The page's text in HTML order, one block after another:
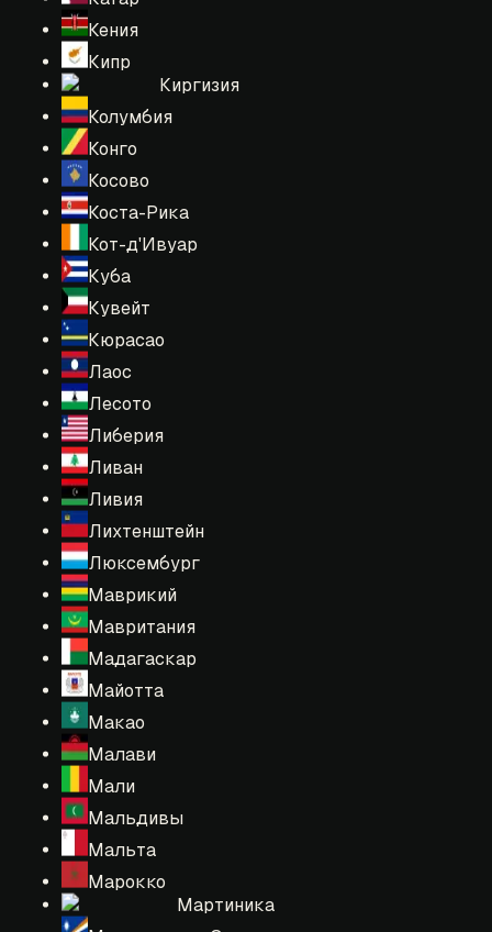
Кения
Кипр
Киргизия
Колумбия
Конго
Косово
Коста-Рика
Кот-д'Ивуар
Куба
Кувейт
Кюрасао
Лаос
Лесото
Либерия
Ливан
Ливия
Лихтенштейн
Люксембург
Маврикий
Мавритания
Мадагаскар
Майотта
Макао
Малави
Мали
Мальдивы
Мальта
Марокко
Мартиника